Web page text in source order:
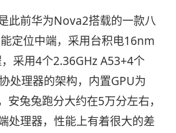
此前华为Nova2搭载的一款八
定位中端，采用台积电16nm
采用4个2.36GHz A53+4个
处理器的架构，内置GPU为
兔兔跑分大约在5万分左右，
处理器，性能上有着很大的差